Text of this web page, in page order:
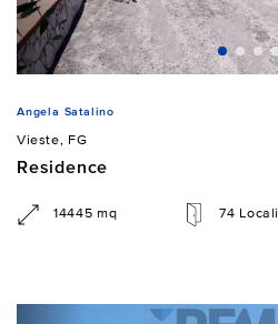
Angela Satalino
Vieste, FG
Residence
14445 mq 74 Locali